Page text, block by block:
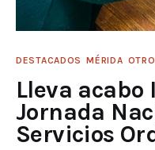
DESTACADOS MÉRIDA
Lleva acabo
Jornada
Servicios